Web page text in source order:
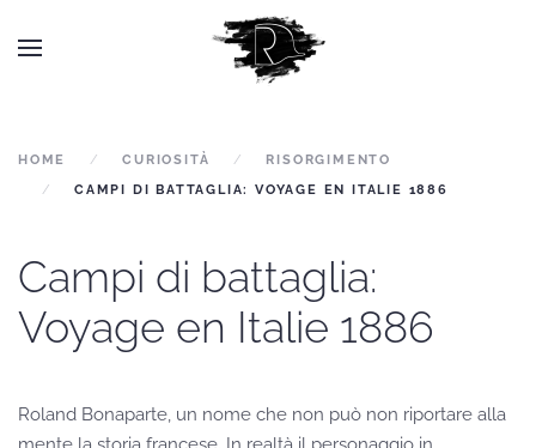
HOME CURIOSITÀ
RISORGIMENTO
CAMPI DI BATTAGLIA: VOYAGE EN ITALIE 1886
Campi di battaglia:
Voyage en Italie 1886
Roland Bonaparte, un nome che non può non riportare alla